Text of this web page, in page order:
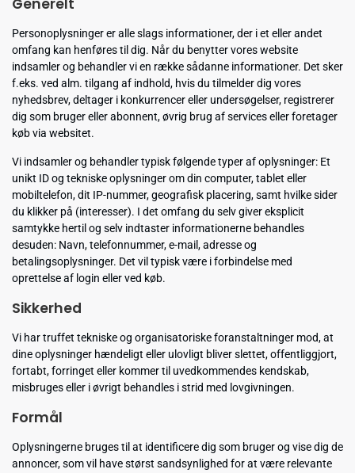
Generelt
Personoplysninger er alle slags informationer, der i et eller andet
omfang kan henføres til dig. Når du benytter vores website
indsamler og behandler vi en række sådanne informationer. Det sker
f.eks. ved alm. tilgang af indhold, hvis du tilmelder dig vores
nyhedsbrev, deltager i konkurrencer eller undersøgelser, registrerer
dig som bruger eller abonnent, øvrig brug af services eller foretager
køb via websitet.
Vi indsamler og behandler typisk følgende typer af oplysninger: Et
unikt ID og tekniske oplysninger om din computer, tablet eller
mobiltelefon, dit IP-nummer, geografisk placering, samt hvilke sider
du klikker på (interesser). I det omfang du selv giver eksplicit
samtykke hertil og selv indtaster informationerne behandles
desuden: Navn, telefonnummer, e-mail, adresse og
betalingsoplysninger. Det vil typisk være i forbindelse med
oprettelse af login eller ved køb.
Sikkerhed
Vi har truffet tekniske og organisatoriske foranstaltninger mod, at
dine oplysninger hændeligt eller ulovligt bliver slettet, offentliggjort,
fortabt, forringet eller kommer til uvedkommendes kendskab,
misbruges eller i øvrigt behandles i strid med lovgivningen.
Formål
Oplysningerne bruges til at identificere dig som bruger og vise dig de
annoncer, som vil have størst sandsynlighed for at være relevante